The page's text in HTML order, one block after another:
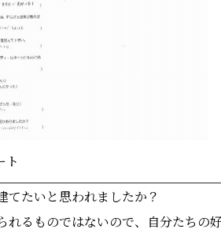
ト
たいと思われましたか？
れるものではないので、自分たちの